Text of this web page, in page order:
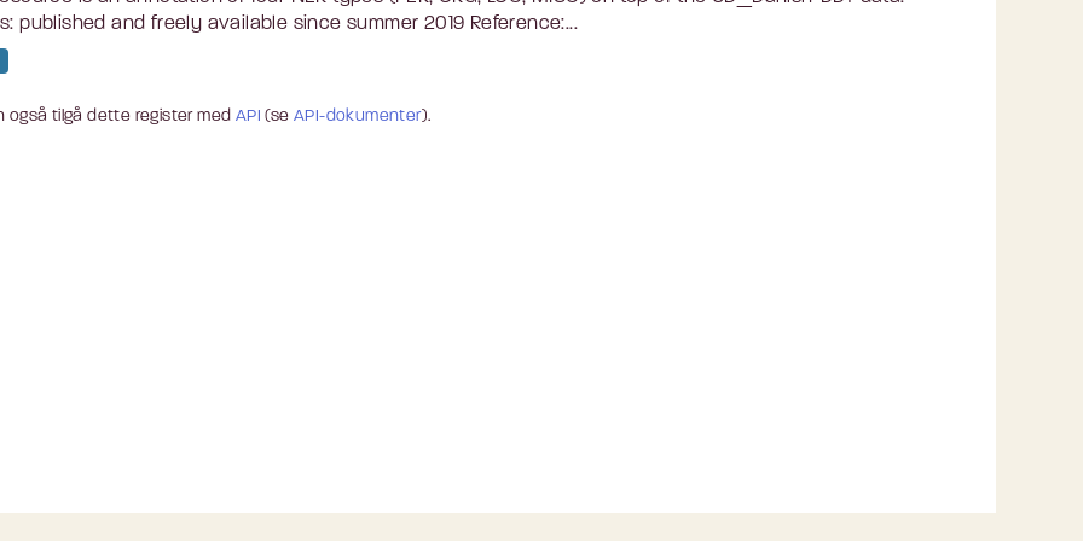
published and freely available since summer 2019 Reference:...
også tilgå dette register med API (seAPI-dokumenter).